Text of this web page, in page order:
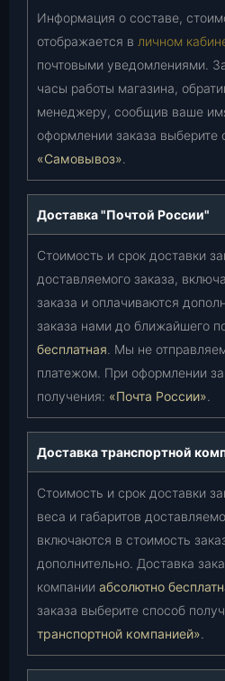
Информация о составе,
отображается в личном
почтовыми уведомлениями.
часы работы магазина,
менеджеру, сообщив ваше
оформлении заказа выберите
«Самовывоз».
Доставка "Почтой России"
Стоимость и срок доставки
доставляемого заказа,
заказа и оплачиваются
заказа нами до ближайшего
бесплатная. Мы не
платежом. При оформлении
получения: «Почта России».
Доставка транспортной
Стоимость и срок доставки
веса и габаритов
включаются в стоимость
дополнительно. Доставка
компании абсолютно
заказа выберите способ
транспортной компанией».